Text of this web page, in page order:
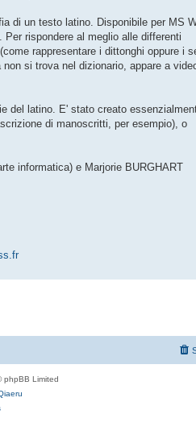
di un testo latino. Disponibile per MS
rispondere al meglio alle differenti
rappresentare i dittonghi oppure i
si trova nel dizionario, appare a
del latino. E' stato creato
di manoscritti, per esempio), o
informatica) e Marjorie BURGHART
phpBB Limited